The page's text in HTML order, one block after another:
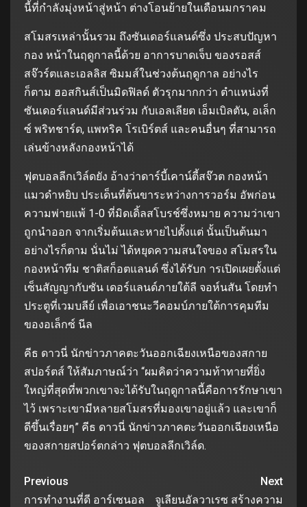
นี้ที่กำลังมุ่งหน้าสู่หน้า ต่างโอนย้ายในเดือนมกราคม
สโมสรเหล่านั้นรวม ถึงซันเดอร์แลนด์ซึ่ง ประสบปัญหา
กอง หน้าในฤดูกาลนี้ด้วย อาการบาดเจ็บ ของรอสส์
สจ๊วร์ตและเอลลิส ซิมมส์ในช่วงต้นฤดูกาล อย่างไร
ก็ตาม ฮอสกินส์เป็นมิดฟิลด์ ตัวรุกมากกว่า ตำแหน่งที่
ซันเดอร์แลนด์มีส่วนร่วม กับเอลเลียต เอ็มเบิลตัน, อเล็ก
ซ์ พริทชาร์ด, แพทริค โรเบิร์ตส์ และคนอื่นๆ ที่สามารถ
เล่นข้างหลังกองหน้าได้
ฟุตบอลลีกเวิล์ดยัง อ้างว่าดาร์บี้เคาน์ตี้สจ๊วต กองหน้า
แมวดำหยิบ ประเด็นที่ต้นขาระหว่างการวอร์ม อัพก่อน
ความพ่ายแพ้ 1-0 ที่มิดเดิ้ลสโบรช์ซึ่งหมาย ความว่าเขา
ถูกนำออก จากเริ่มต้นและหายไปตั้งแต่ นั้นเป็นต้นมา
อย่างไรก็ตาม นั่นไม่ ได้หยุดความสนใจของ สโมสรใน
กองหน้าทีม ชาติสก็อตแลนด์ ซึ่งได้รับก ารเปิดเผยตั้งแต่
เซ็นสัญญากับซัน เดอร์แลนด์ภายใต้ลี จอห์นสัน โดยทำ
ประตูที่เวมบลีย์ เพื่อเอาชนะวีคอมบ์ภายใต้การคุมทีม
ของอเล็กซ์ นีล
คีธ ดาวนี่ นักข่าวภาคตะวันออกเฉียงเหนือของสกาย
สปอร์ตส์ ให้สัมภาษณ์ว่า “ผมคิดว่าความท้าทายที่ยิ่ง
ใหญ่ที่สุดที่พวกเขาจะได้รับในฤดูกาลนี้คือการรักษาเขา
ไว้ เพราะเขามีหลายสโมสรที่มองเขาอยู่แล้ว และเขาก็
ดีขึ้นเรื่อยๆ” คีธ ดาวนี่ นักข่าวภาคตะวันออกเฉียงเหนือ
ของสกายสปอร์ตกล่าว ฟุตบอลลีกเวิล์ด.
Previous
การทำงานที่ดี อาร์เซนอล
Next
จูเลียนอัลวาเรซ สร้างความ